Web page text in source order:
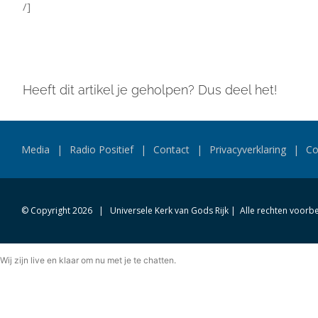
/]
Heeft dit artikel je geholpen? Dus deel het!
Media Radio Positief Contact Privacyverklaring
© Copyright2026 | Universele Kerk van Gods Rijk | Alle rechten
Wij zijn live en klaar om nu met je te chatten.